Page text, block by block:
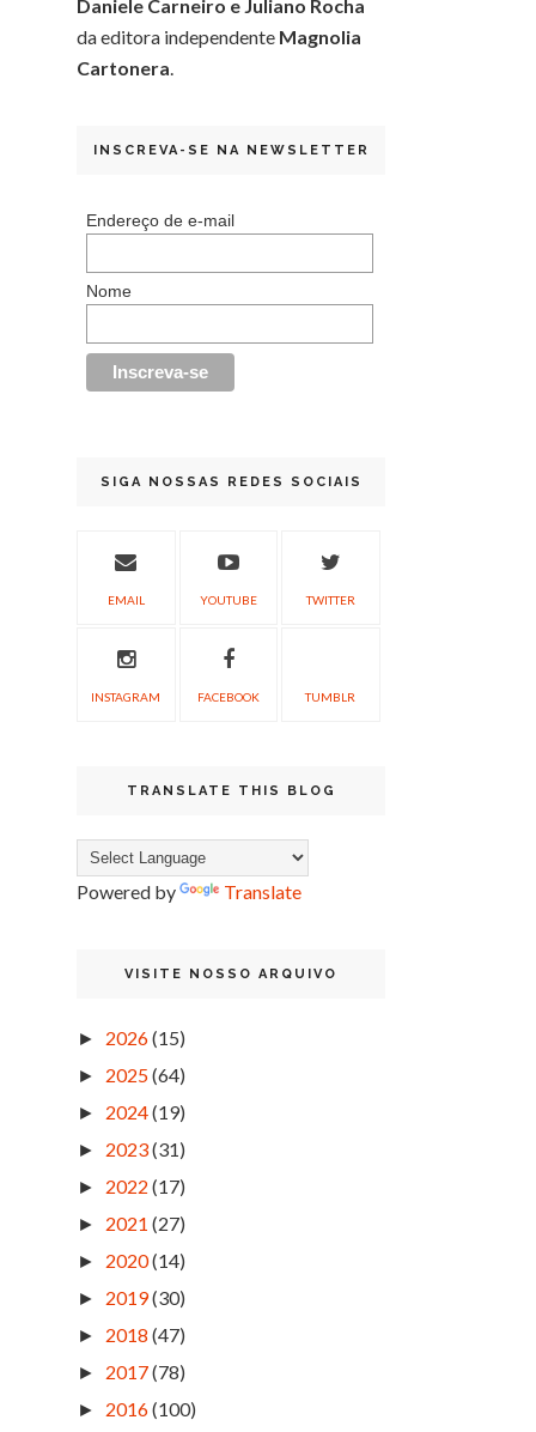
Daniele Carneiro e Juliano Rocha
da editora independente Magnolia
Cartonera
INSCREVA-SE NA NEWSLETTER
Endereço de e-mail
Nome
SIGA NOSSAS REDES SOCIAIS
EMAIL YOUTUBE TWITTER
INSTAGRAM FACEBOOK TUMBLR
TRANSLATE THIS BLOG
Powered by Translate
VISITE NOSSO ARQUIVO
► 2026(15)
► 2025(64)
► 2024(19)
► 2023(31)
► 2022 (17)
► 2021 (27)
► 2020(14)
► 2019(30)
► 2018 (47)
► 2017(78)
► 2016(100)